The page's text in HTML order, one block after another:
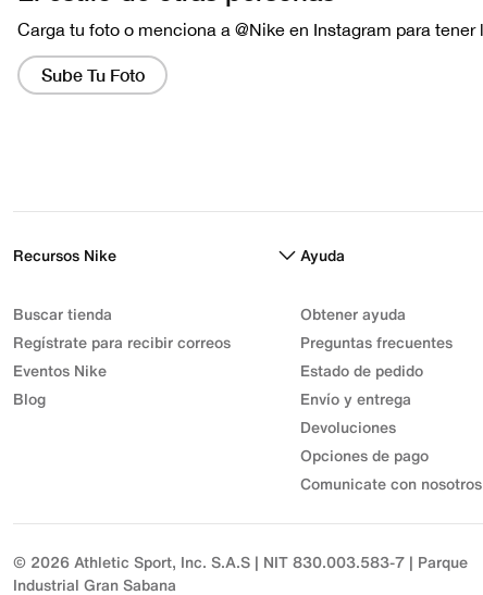
Recursos Nike
Buscar tienda
Regístrate para recibir correos
Eventos Nike
Blog
Ayuda
Obtener ayuda
Preguntas frecuentes
Estado de pedido
Envío y entrega
Devoluciones
Opciones de pago
Comunicate con nosotros
© 2026 Athletic Sport, Inc. S.A.S | NIT 830.003.583-7 | Parque
Industrial Gran Sabana